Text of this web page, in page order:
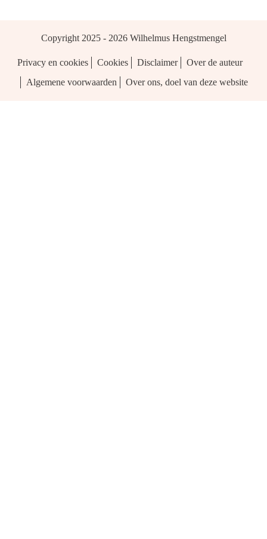
Copyright 2025 - 2026 Wilhelmus Hengstmengel
Privacy en cookies Cookies Disclaimer
Over de auteur
Algemene voorwaarden
Over ons, doel van deze website